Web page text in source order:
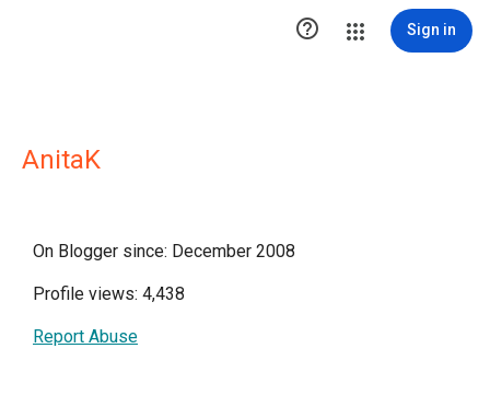
 Sign in
AnitaK
On Blogger since: December 2008
Profile views: 4,438
Report Abuse